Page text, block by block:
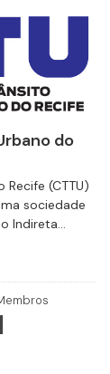
do
(CTTU)
sociedade
Indireta...